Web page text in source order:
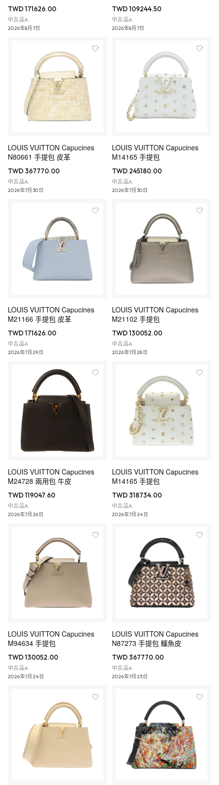
TWD 171626.00
中古品A
2026年8月7日
TWD 109244.50
中古品A
2026年8月7日
LOUIS VUITTON Capucines
N80661 手提包 皮革
TWD 367770.00
中古品A
2026年7月30日
LOUIS VUITTON Capucines
M14165 手提包
TWD 245180.00
中古品A
2026年7月30日
LOUIS VUITTON Capucines
M21166 手提包 皮革
TWD 171626.00
中古品A
2026年7月29日
LOUIS VUITTON Capucines
M21102 手提包
TWD 130052.00
中古品A
2026年7月28日
LOUIS VUITTON Capucines
M24728 兩用包 牛皮
TWD 119047.60
中古品A
2026年7月26日
LOUIS VUITTON Capucines
M14165 手提包
TWD 318734.00
中古品A
2026年7月24日
LOUIS VUITTON Capucines
M94634 手提包
TWD 130052.00
中古品A
2026年7月24日
LOUIS VUITTON Capucines
N87273 手提包 鱷魚皮
TWD 367770.00
中古品A
2026年7月23日